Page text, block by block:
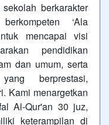
berkarakter
‘Ala
mencapai visi
pendidikan
dan umum, serta
berprestasi,
Kami menargetkan
Al-Qur'an 30 juz,
keterampilan di